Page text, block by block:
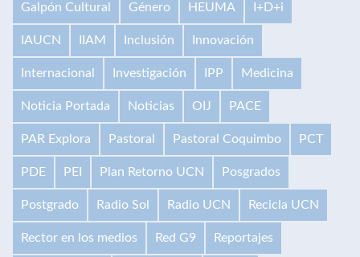
Galpón Cultural Género HEUMA I+D+i
IAUCN IIAM Inclusión Innovación
Internacional Investigación IPP Medicina
Noticia Portada Noticias OIJ PACE
PAR Explora Pastoral Pastoral Coquimbo PCT
PDE PEI Plan Retorno UCN Posgrados
Postgrado Radio Sol Radio UCN Recicla UCN
Rector en los medios Red G9 Reportajes